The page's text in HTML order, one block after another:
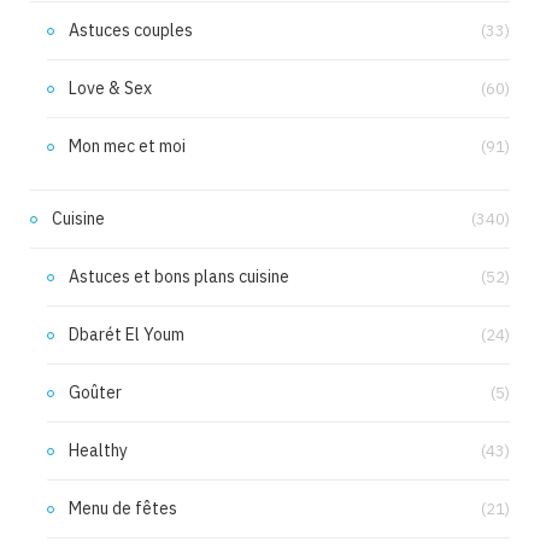
Astuces couples (33)
Love & Sex (60)
Mon mec et moi (91)
Cuisine (340)
Astuces et bons plans cuisine (52)
Dbarét El Youm (24)
Goûter (5)
Healthy (43)
Menu de fêtes (21)